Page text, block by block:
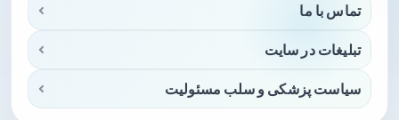
تماس با ما
تبلیغات در سایت
سیاست پزشکی و سلب مسئولیت